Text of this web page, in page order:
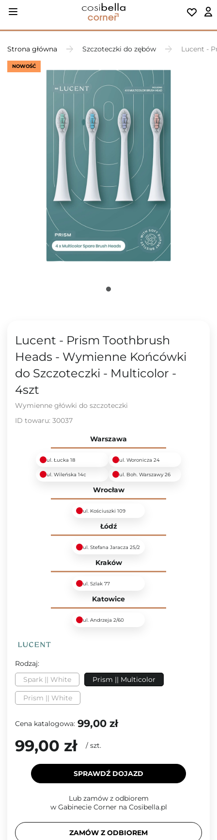
Strona główna Szczoteczki do zębów Lucent -
NOWOŚĆ
Lucent - Prism Toothbrush
Heads - Wymienne Końcówki
do Szczoteczki - Multicolor -
4szt
Wymienne główki do szczoteczki
ID towaru: 30037
Warszawa
ul. Łucka 18 ul. Woronicza 24
ul. Wileńska 14c ul. Boh. Warszawy 26
Wrocław
ul. Kościuszki 109
Łódź
ul. Stefana Jaracza 25/2
Kraków
ul. Szlak 77
Katowice
ul. Andrzeja 2/60
Rodzaj:
Spark || White
Prism || Multicolor
Prism || White
Cena katalogowa: 99,00 zł
99,00 zł / szt.
SPRAWDŹ DOJAZD
Lub zamów z odbiorem
w Gabinecie Corner na Cosibella.pl
ZAMÓW Z ODBIOREM